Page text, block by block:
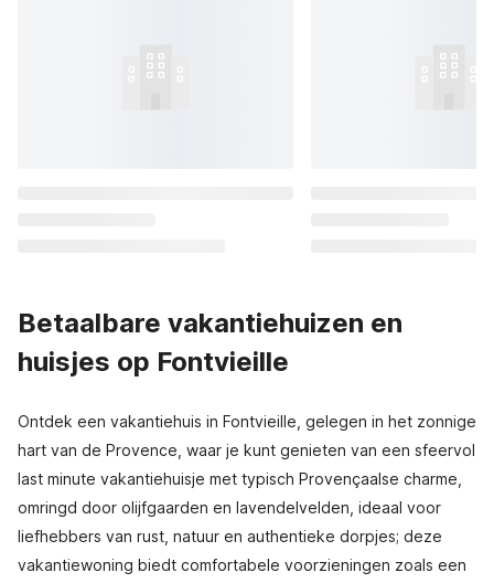
Betaalbare vakantiehuizen en
huisjes op Fontvieille
Ontdek een vakantiehuis in Fontvieille, gelegen in het zonnige
hart van de Provence, waar je kunt genieten van een sfeervol
last minute vakantiehuisje met typisch Provençaalse charme,
omringd door olijfgaarden en lavendelvelden, ideaal voor
liefhebbers van rust, natuur en authentieke dorpjes; deze
vakantiewoning biedt comfortabele voorzieningen zoals een